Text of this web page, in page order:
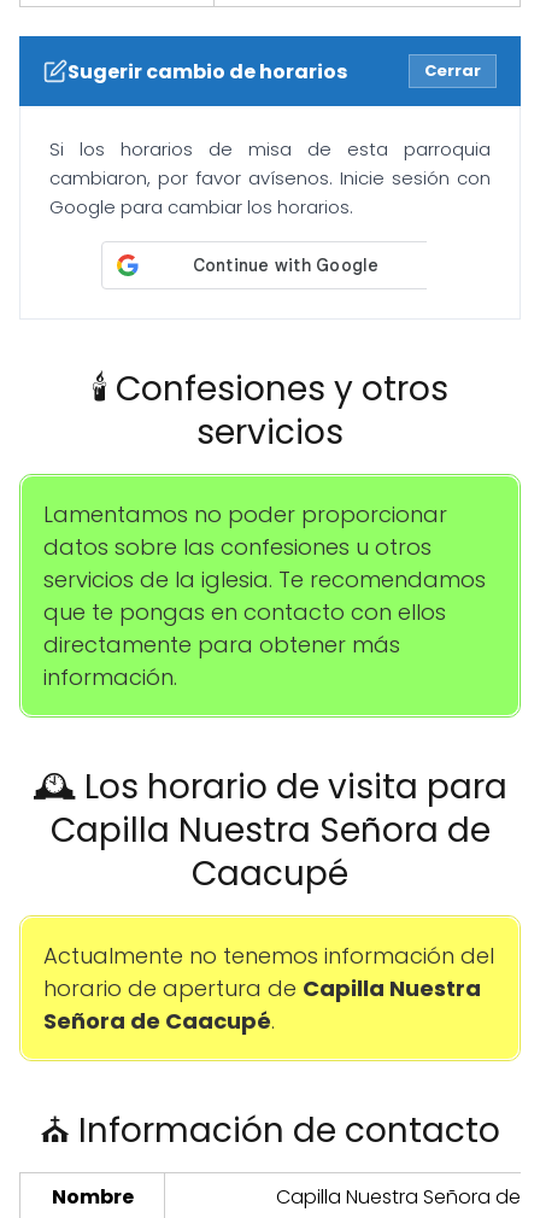
Sugerir cambio de horarios Cerrar
Si los horarios de misa de esta parroquia
cambiaron, por favor avísenos. Inicie sesión con
Google para cambiar los horarios.
🕯️ Confesiones y otros
servicios
Lamentamos no poder proporcionar
datos sobre las confesiones u otros
servicios de la iglesia. Te recomendamos
que te pongas en contacto con ellos
directamente para obtener más
información.
🕰️ Los horario de visita para
Capilla Nuestra Señora de
Caacupé
Actualmente no tenemos información del
horario de apertura de Capilla Nuestra
Señora de Caacupé.
⛪ Información de contacto
Nombre Capilla Nuestra Señora de